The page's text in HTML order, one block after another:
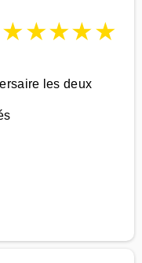
★★★★★
les deux